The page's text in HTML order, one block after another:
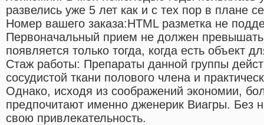
развелись уже 5 лет как и с тех пор в плане
Номер вашего заказа:HTML разметка не
Первоначальный прием не должен
появляется только тогда, когда есть объект
Стаж работы: Препараты данной группы
сосудистой ткани полового члена и
Однако, исходя из соображений экономии,
предпочитают именно дженерик Виагры. Без
свою привлекательность.